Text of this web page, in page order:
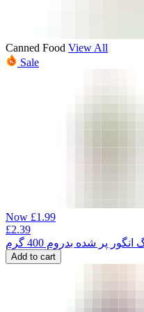
Canned Food View All
Sale
Now £1.99
£2.39
انگور پر شده بدروم 400 گرم
Add to cart